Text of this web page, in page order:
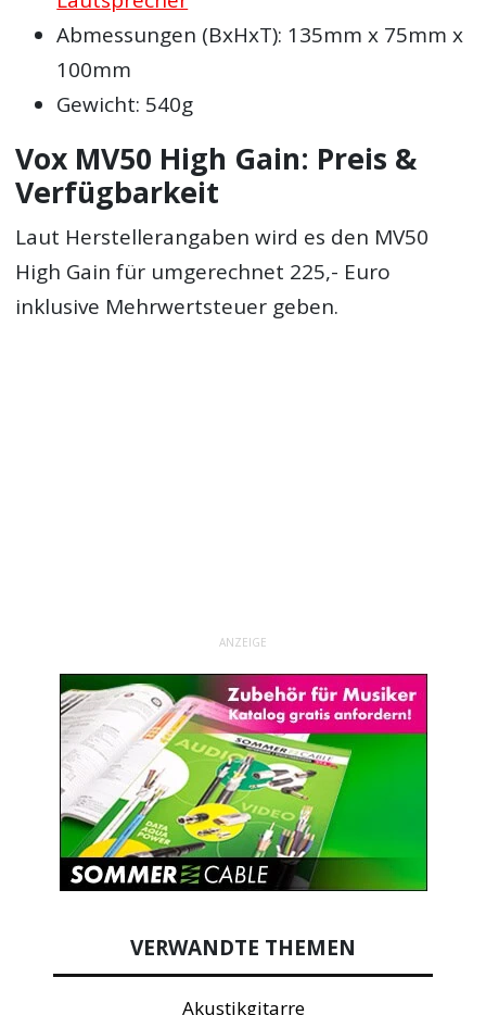
Abmessungen (BxHxT): 135mm x 75mm x
100mm
Gewicht: 540g
Vox MV50 High Gain: Preis &
Verfügbarkeit
Laut Herstellerangaben wird es den MV50
High Gain für umgerechnet 225,- Euro
inklusive Mehrwertsteuer geben.
ANZEIGE
VERWANDTE THEMEN
Akustikgitarre